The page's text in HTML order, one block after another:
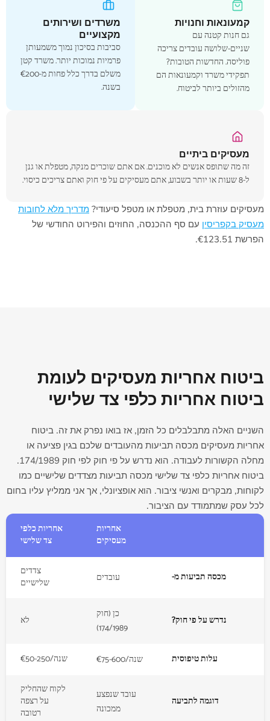
קמעונאות וחנויות
גם חנות קטנה עם
שניים-שלושה עובדים צריכה
פוליסה. החדשות הטובות?
תפקידי משרד וקמעונאות הם
מהזולים ביותר לביטוח.
משרדים ושירותים
מקצועיים
סביבות בסיכון נמוך משמעותן
פרמיות נמוכות יותר. משרד קטן
משלם בדרך כלל פחות מ-‎€200‎
בשנה.
מעסיקים ביתיים
זה מה שתופס אנשים לא מוכנים. אם אתם שוכרים מנקה, מטפלת או גנן
ל-8 שעות או יותר בשבוע, אתם מעסיקים על פי חוק ואתם צריכים כיסוי.
מעסיקים עוזרת בית, מטפלת או מטפל סיעודי? מדריך מלא לחובות
מעסיק בקפריסין עם סף ההכנסה, החוזים והפירוט החודשי של
הפרשת €123.51.
ביטוח אחריות מעסיקים לעומת
ביטוח אחריות כלפי צד שלישי
השניים האלה מתבלבלים כל הזמן, אז בואו נפרק את זה. ביטוח
אחריות מעסיקים מכסה תביעות מהעובדים שלכם בגין פציעה או
מחלה הקשורות לעבודה. הוא נדרש על פי חוק לפי חוק 174/1989.
ביטוח אחריות כלפי צד שלישי מכסה תביעות מצדדים שלישיים כמו
לקוחות, מבקרים ואנשי ציבור. הוא אופציונלי, אך אני ממליץ עליו בחום
לכל עסק שמתמודד עם הציבור.
אחריות
מעסיקים
אחריות כלפי
צד שלישי
מכסה תביעות מ- עובדים
צדדים
שלישיים
נדרש על פי חוק?
כן (חוק
174/1989)
לא
עלות טיפוסית ‎€75‎-600/שנה ‎€50‎-250/שנה
דוגמה לתביעה
עובד שנפצע
ממכונה
לקוח שהחליק
על רצפה
רטובה